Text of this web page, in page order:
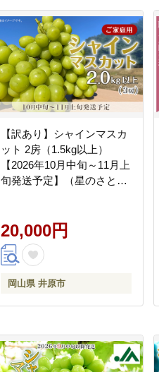
【訳あり】シャインマスカ
ット 2房（1.5kg以上）
【2026年10月中旬～11月上
旬発送予定】（星のさと・
20,000円
岡山県 井原市